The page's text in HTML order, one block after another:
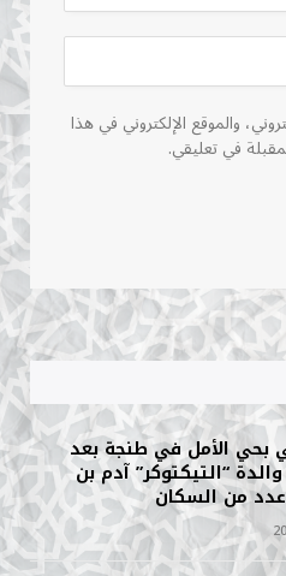
والموقع الإلكتروني في هذا
في تعليقي.
بحي الأمل في طنجة بعد
“التيكتوكر” آدم بن
من السكان